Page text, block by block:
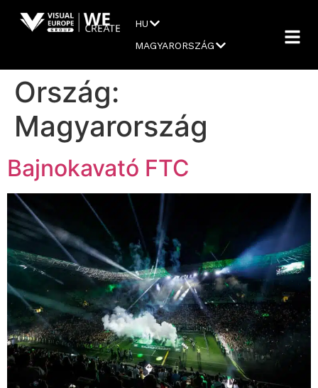
HU
MAGYARORSZÁG
Ország:
Magyarország
Bajnokavató FTC